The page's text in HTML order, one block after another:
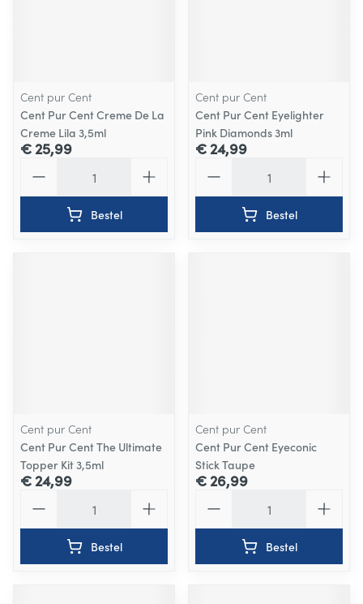
Cent pur Cent
Cent Pur Cent Creme De La
Creme Lila 3,5ml
€ 25,99
Bestel
Cent pur Cent
Cent Pur Cent Eyelighter
Pink Diamonds 3ml
€ 24,99
Bestel
Cent pur Cent
Cent Pur Cent The Ultimate
Topper Kit 3,5ml
€ 24,99
Bestel
Cent pur Cent
Cent Pur Cent Eyeconic
Stick Taupe
€ 26,99
Bestel